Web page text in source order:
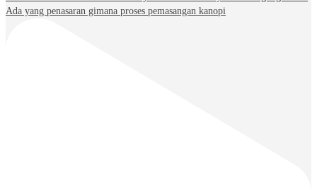
Ada yang penasaran gimana proses pemasangan kanopi